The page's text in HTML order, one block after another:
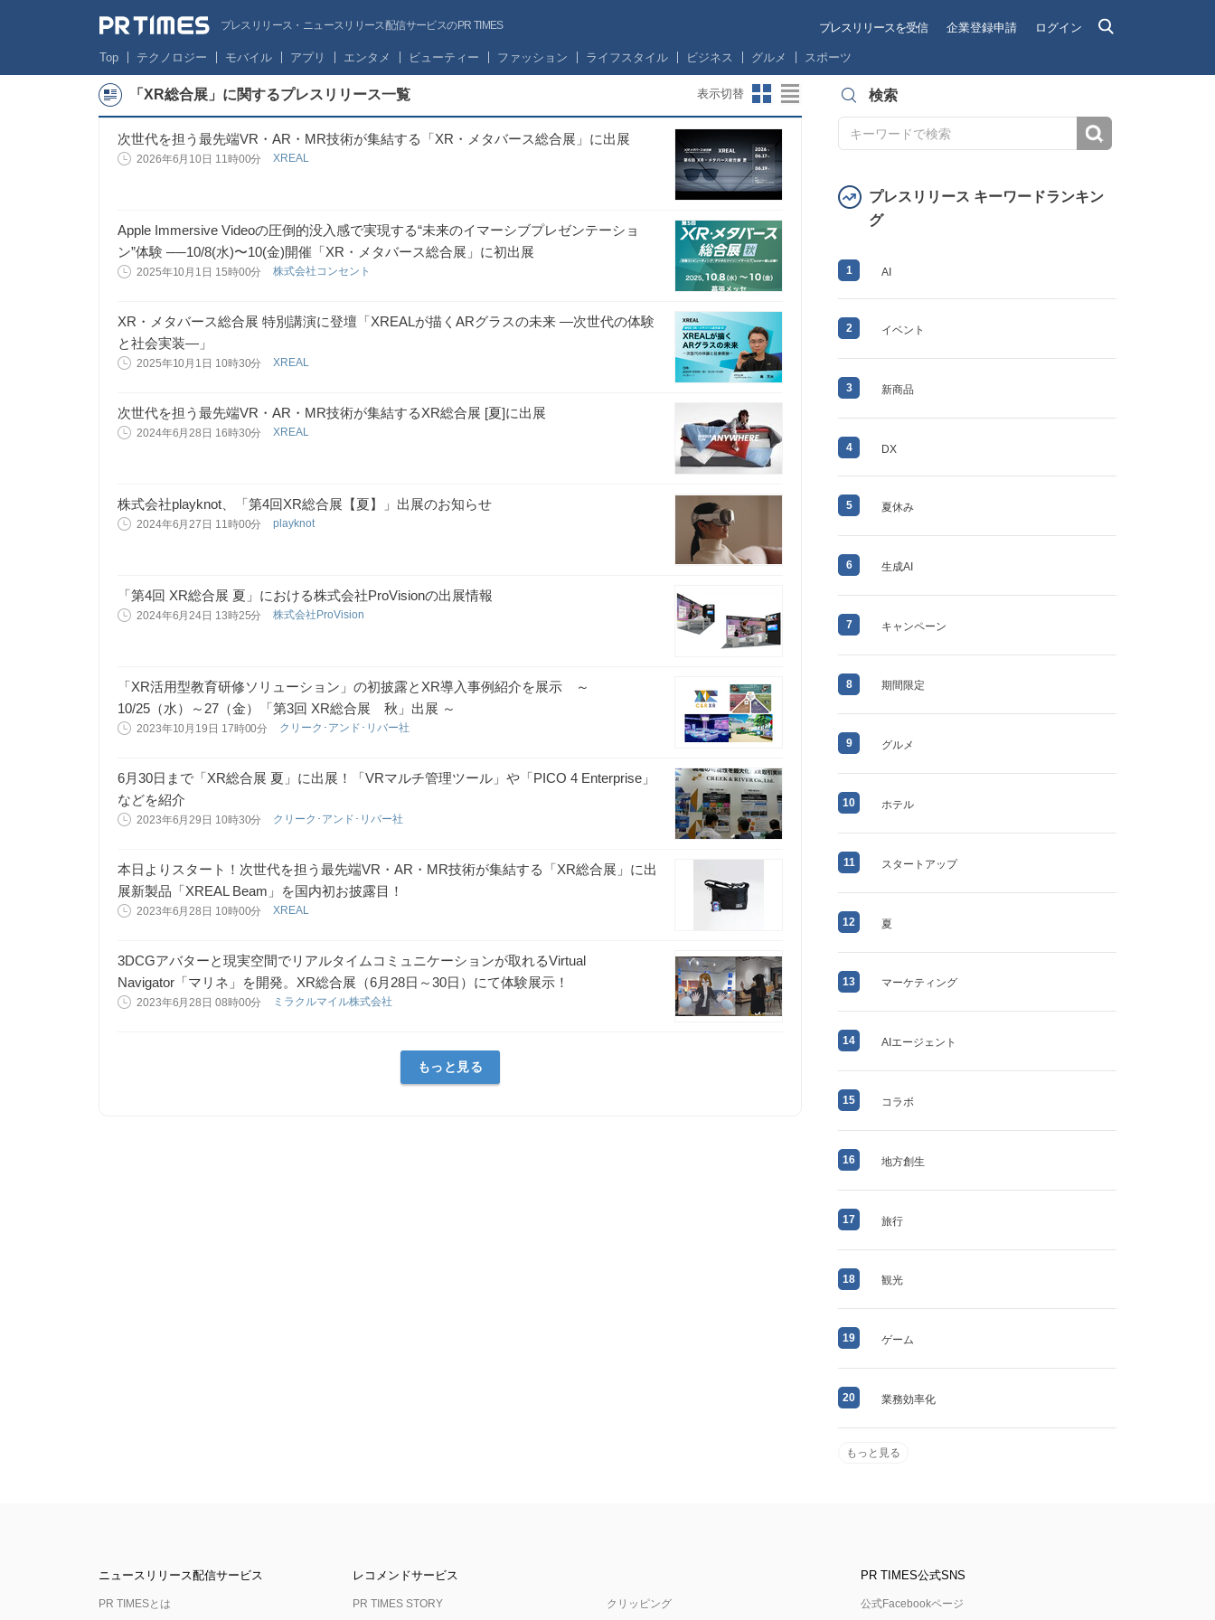
プレスリリース・ニュースリリース配信サービスのPR TIMES プレスリリースを受信 企業登録申請 ログイン
Top テクノロジー モバイル アプリ エンタメ ビューティー ファッション ライフスタイル ビジネス グルメ スポーツ
「XR総合展」に関するプレスリリース一覧 表示切替
次世代を担う最先端VR・AR・MR技術が集結する「XR・メタバース総合展」に出展
2026年6月10日 11時00分 XREAL
Apple Immersive Videoの圧倒的没入感で実現する“未来のイマーシブプレゼンテーショ
ン”体験 ──10/8(水)〜10(金)開催「XR・メタバース総合展」に初出展
2025年10月1日 15時00分 株式会社コンセント
XR・メタバース総合展 特別講演に登壇「XREALが描くARグラスの未来 ―次世代の体験
と社会実装―」
2025年10月1日 10時30分 XREAL
次世代を担う最先端VR・AR・MR技術が集結するXR総合展 [夏]に出展
2024年6月28日 16時30分 XREAL
株式会社playknot、「第4回XR総合展【夏】」出展のお知らせ
2024年6月27日 11時00分 playknot
「第4回 XR総合展 夏」における株式会社ProVisionの出展情報
2024年6月24日 13時25分 株式会社ProVision
「XR活用型教育研修ソリューション」の初披露とXR導入事例紹介を展示 ～
10/25（水）～27（金）「第3回 XR総合展 秋」出展 ～
2023年10月19日 17時00分 クリーク･アンド･リバー社
6月30日まで「XR総合展 夏」に出展！「VRマルチ管理ツール」や「PICO 4 Enterprise」
などを紹介
2023年6月29日 10時30分 クリーク･アンド･リバー社
本日よりスタート！次世代を担う最先端VR・AR・MR技術が集結する「XR総合展」に出
展新製品「XREAL Beam」を国内初お披露目！
2023年6月28日 10時00分 XREAL
3DCGアバターと現実空間でリアルタイムコミュニケーションが取れるVirtual
Navigator「マリネ」を開発。XR総合展（6月28日～30日）にて体験展示！
2023年6月28日 08時00分 ミラクルマイル株式会社
もっと見る
検索
プレスリリース キーワードランキン
グ
1 AI
2 イベント
3 新商品
4 DX
5 夏休み
6 生成AI
7 キャンペーン
8 期間限定
9 グルメ
10 ホテル
11 スタートアップ
12 夏
13 マーケティング
14 AIエージェント
15 コラボ
16 地方創生
17 旅行
18 観光
19 ゲーム
20 業務効率化
もっと見る
ニュースリリース配信サービス
PR TIMESとは
レコメンドサービス
PR TIMES STORY クリッピング
PR TIMES公式SNS
公式Facebookページ